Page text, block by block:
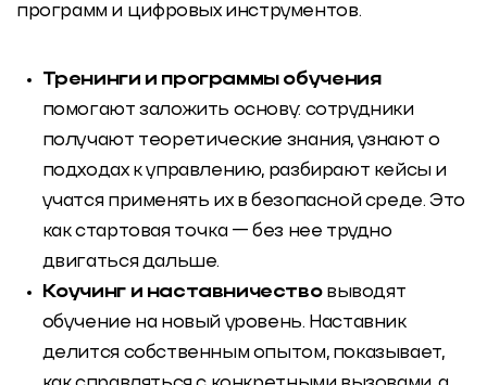
программ и цифровых инструментов.
Тренинги и программы обучения
помогают заложить основу: сотрудники
получают теоретические знания, узнают о
подходах к управлению, разбирают кейсы и
учатся применять их в безопасной среде. Это
как стартовая точка — без нее трудно
двигаться дальше.
Коучинг и наставничество выводят
обучение на новый уровень. Наставник
делится собственным опытом, показывает,